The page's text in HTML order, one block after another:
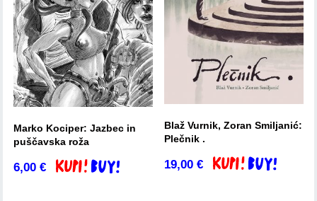
Marko Kociper: Jazbec in
puščavska roža
6,00€ Dodaj v košarico
Blaž Vurnik, Zoran Smiljanić:
Plečnik .
19,00€ Dodaj v košarico